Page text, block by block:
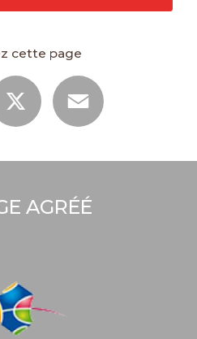
cette page
AGRÉÉ